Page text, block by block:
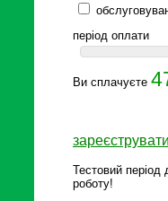
період оплати
Ви сплачуєте
Тестовий період
роботу!